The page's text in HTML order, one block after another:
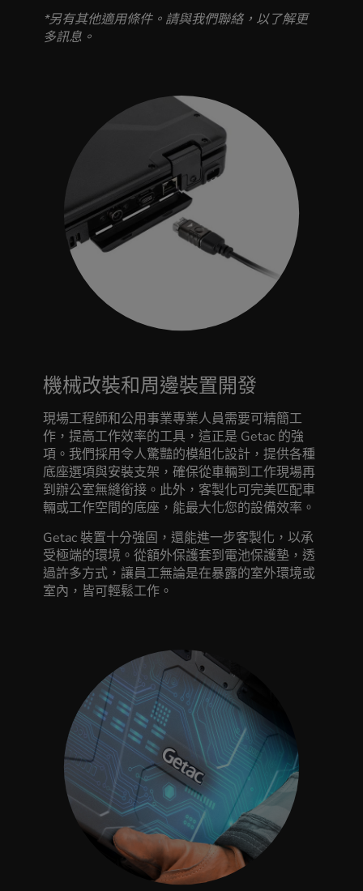
*另有其他適用條件。請與我們聯絡，以了解更
多訊息。
機械改裝和周邊裝置開發
現場工程師和公用事業專業人員需要可精簡工
作，提高工作效率的工具，這正是 Getac 的強
項。我們採用令人驚豔的模組化設計，提供各種
底座選項與安裝支架，確保從車輛到工作現場再
到辦公室無縫銜接。此外，客製化可完美匹配車
輛或工作空間的底座，能最大化您的設備效率。
Getac 裝置十分強固，還能進一步客製化，以承
受極端的環境。從額外保護套到電池保護墊，透
過許多方式，讓員工無論是在暴露的室外環境或
室內，皆可輕鬆工作。